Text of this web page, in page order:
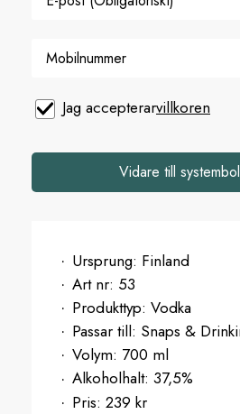
Jag accepterarvillkoren
Vidare till
Ursprung: Finland
Art nr: 53
Produkttyp: Vodka
Passar till: Snaps &
Volym: 700 ml
Alkoholhalt: 37,5%
Pris: 239 kr